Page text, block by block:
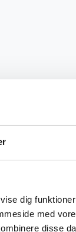
dig
med
disse
familier
Formålet
både
sine
plan
gæld